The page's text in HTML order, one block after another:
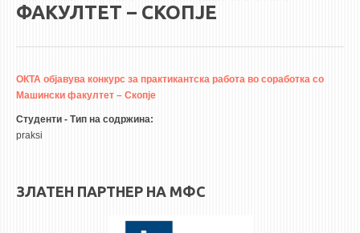
МЕЃУНАРОДНА СОРАБОТКА
QIM-SEE
3DFindIT
WATERBRIDGING
ФАКУЛТЕТ – СКОПЈЕ
ОКТА објавува конкурс за практикантска работа во соработка со
Машински факултет – Скопје
Студенти - Тип на содржина:
praksi
ЗЛАТЕН ПАРТНЕР НА МФС